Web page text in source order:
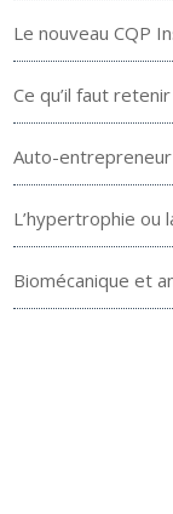
Le nouveau CQP
Ce qu’il faut
Auto-
L’hypertrophie ou
Biomécanique et